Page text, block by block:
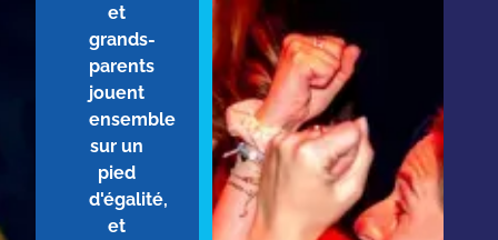
et
grands-
parents
jouent
ensemble
sur un
pied
d'égalité,
et